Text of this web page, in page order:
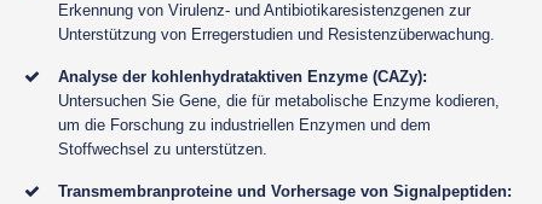
Erkennung von Virulenz- und Antibiotikaresistenzgenen zur
Unterstützung von Erregerstudien und Resistenzüberwachung.
Analyse der kohlenhydrataktiven Enzyme (CAZy):
Untersuchen Sie Gene, die für metabolische Enzyme kodieren,
um die Forschung zu industriellen Enzymen und dem
Stoffwechsel zu unterstützen.
Transmembranproteine und Vorhersage von Signalpeptiden: